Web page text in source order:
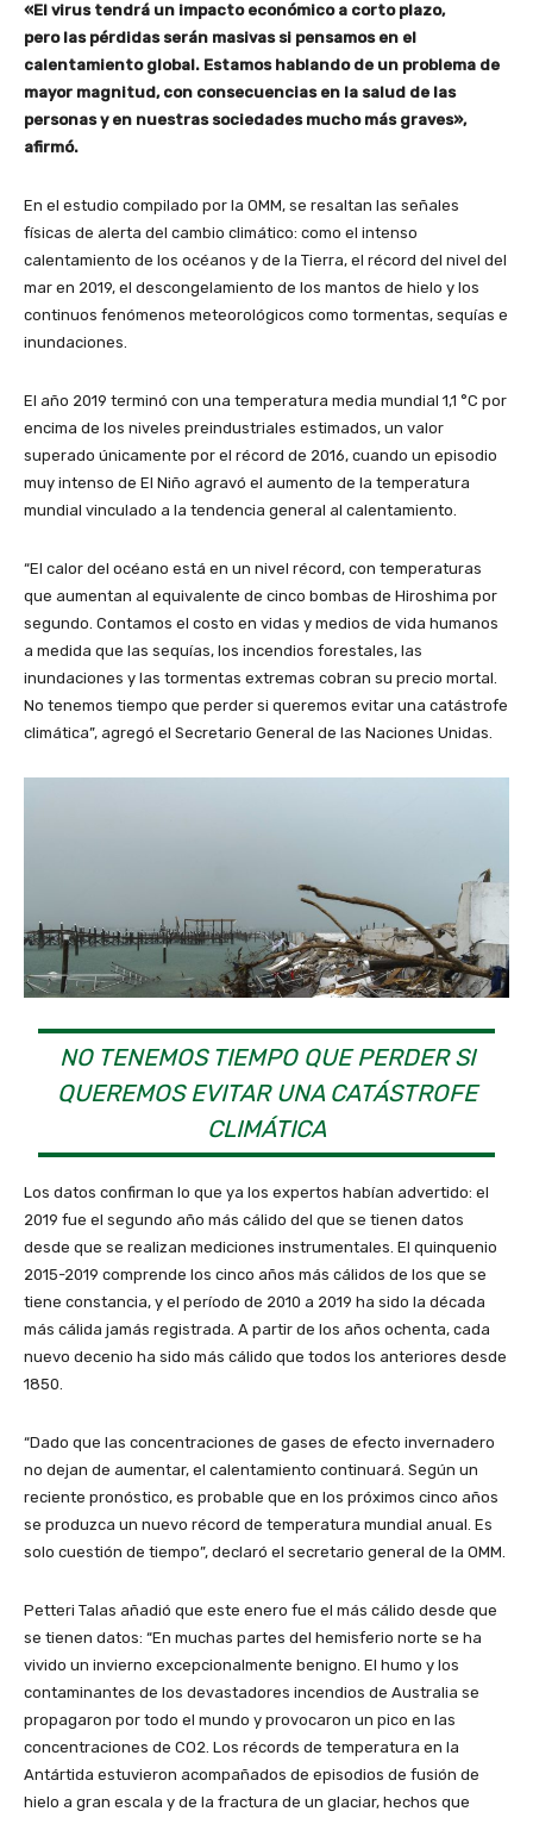
«El virus tendrá un impacto económico a corto plazo,
pero las pérdidas serán masivas si pensamos en el
calentamiento global. Estamos hablando de un problema de
mayor magnitud, con consecuencias en la salud de las
personas y en nuestras sociedades mucho más graves»,
afirmó.
En el estudio compilado por la OMM, se resaltan las señales
físicas de alerta del cambio climático: como el intenso
calentamiento de los océanos y de la Tierra, el récord del nivel del
mar en 2019, el descongelamiento de los mantos de hielo y los
continuos fenómenos meteorológicos como tormentas, sequías e
inundaciones.
El año 2019 terminó con una temperatura media mundial 1,1 °C por
encima de los niveles preindustriales estimados, un valor
superado únicamente por el récord de 2016, cuando un episodio
muy intenso de El Niño agravó el aumento de la temperatura
mundial vinculado a la tendencia general al calentamiento.
“El calor del océano está en un nivel récord, con temperaturas
que aumentan al equivalente de cinco bombas de Hiroshima por
segundo. Contamos el costo en vidas y medios de vida humanos
a medida que las sequías, los incendios forestales, las
inundaciones y las tormentas extremas cobran su precio mortal.
No tenemos tiempo que perder si queremos evitar una catástrofe
climática”, agregó el Secretario General de las Naciones Unidas.
NO TENEMOS TIEMPO QUE PERDER SI
QUEREMOS EVITAR UNA CATÁSTROFE
CLIMÁTICA
Los datos confirman lo que ya los expertos habían advertido: el
2019 fue el segundo año más cálido del que se tienen datos
desde que se realizan mediciones instrumentales. El quinquenio
2015-2019 comprende los cinco años más cálidos de los que se
tiene constancia, y el período de 2010 a 2019 ha sido la década
más cálida jamás registrada. A partir de los años ochenta, cada
nuevo decenio ha sido más cálido que todos los anteriores desde
1850.
“Dado que las concentraciones de gases de efecto invernadero
no dejan de aumentar, el calentamiento continuará. Según un
reciente pronóstico, es probable que en los próximos cinco años
se produzca un nuevo récord de temperatura mundial anual. Es
solo cuestión de tiempo”, declaró el secretario general de la OMM.
Petteri Talas añadió que este enero fue el más cálido desde que
se tienen datos: “En muchas partes del hemisferio norte se ha
vivido un invierno excepcionalmente benigno. El humo y los
contaminantes de los devastadores incendios de Australia se
propagaron por todo el mundo y provocaron un pico en las
concentraciones de CO2. Los récords de temperatura en la
Antártida estuvieron acompañados de episodios de fusión de
hielo a gran escala y de la fractura de un glaciar, hechos que